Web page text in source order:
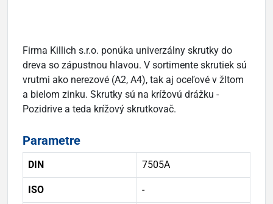
Firma Killich s.r.o. ponúka univerzálny skrutky do
dreva so zápustnou hlavou. V sortimente skrutiek sú
vrutmi ako nerezové (A2, A4), tak aj oceľové v žltom
a bielom zinku. Skrutky sú na krížovú drážku -
Pozidrive a teda krížový skrutkovač.
Parametre
DIN 7505A
ISO -